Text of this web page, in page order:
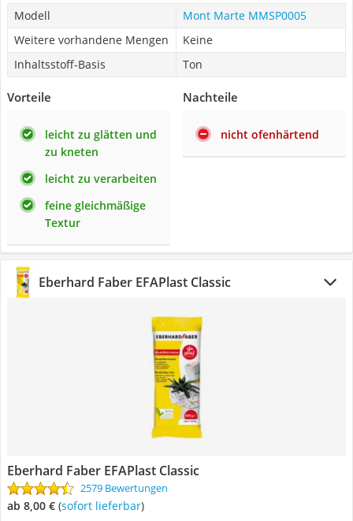
Modell
Mont Marte MMSP0005
Weitere vorhandene Mengen
Keine
Inhaltsstoff-Basis
Ton
Vorteile
leicht zu glätten und
zu kneten
leicht zu verarbeiten
feine gleichmäßige
Textur
Nachteile
nicht ofenhärtend
Eberhard Faber EFAPlast Classic
Eberhard Faber EFAPlast Classic
2579 Bewertungen
ab 8,00 € ( Sofort lieferbar)